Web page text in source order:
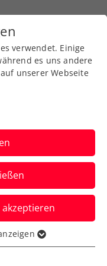
verwendet. Einige
es uns andere
unserer Webseite
akzeptieren